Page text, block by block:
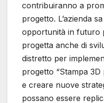
contribuiranno a
progetto. L’azienda
opportunità in futuro
progetta anche di
distretto per
progetto “Stampa
e creare nuove
possano essere